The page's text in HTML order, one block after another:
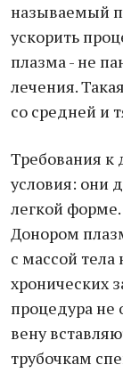
называемый
ускорить
плазма - не
лечения.
со средней и
Требования к
условия: они
легкой форме.
Донором
с массой
хронических
процедура не
вену
трубочкам